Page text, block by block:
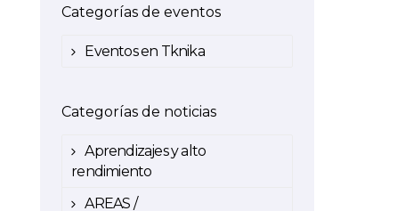
Categorías de eventos
Eventos en Tknika
Categorías de noticias
Aprendizajes y alto
rendimiento
AREAS /